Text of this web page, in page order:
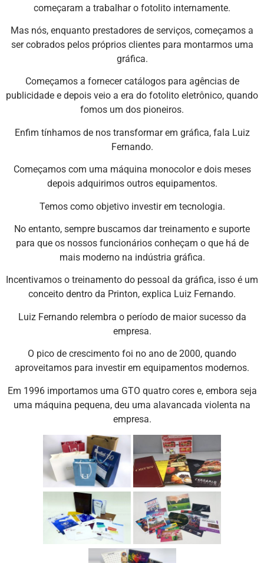
começaram a trabalhar o fotolito internamente.
Mas nós, enquanto prestadores de serviços, começamos a
ser cobrados pelos próprios clientes para montarmos uma
gráfica.
Começamos a fornecer catálogos para agências de
publicidade e depois veio a era do fotolito eletrônico, quando
fomos um dos pioneiros.
Enfim tínhamos de nos transformar em gráfica, fala Luiz
Fernando.
Começamos com uma máquina monocolor e dois meses
depois adquirimos outros equipamentos.
Temos como objetivo investir em tecnologia.
No entanto, sempre buscamos dar treinamento e suporte
para que os nossos funcionários conheçam o que há de
mais moderno na indústria gráfica.
Incentivamos o treinamento do pessoal da gráfica, isso é um
conceito dentro da Printon, explica Luiz Fernando.
Luiz Fernando relembra o período de maior sucesso da
empresa.
O pico de crescimento foi no ano de 2000, quando
aproveitamos para investir em equipamentos modernos.
Em 1996 importamos uma GTO quatro cores e, embora seja
uma máquina pequena, deu uma alavancada violenta na
empresa.